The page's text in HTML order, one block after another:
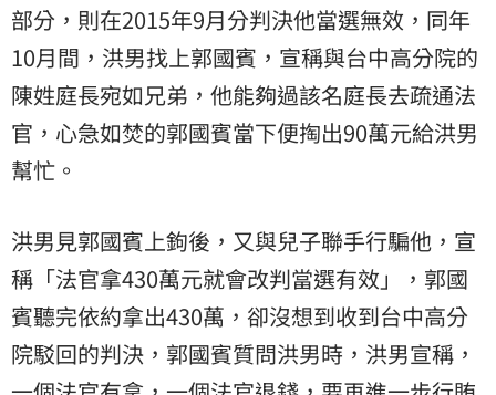
部分，則在2015年9月分判決他當選無效，同年
10月間，洪男找上郭國賓，宣稱與台中高分院的
陳姓庭長宛如兄弟，他能夠過該名庭長去疏通法
官，心急如焚的郭國賓當下便掏出90萬元給洪男
幫忙。
洪男見郭國賓上鉤後，又與兒子聯手行騙他，宣
稱「法官拿430萬元就會改判當選有效」，郭國
賓聽完依約拿出430萬，卻沒想到收到台中高分
院駁回的判決，郭國賓質問洪男時，洪男宣稱，